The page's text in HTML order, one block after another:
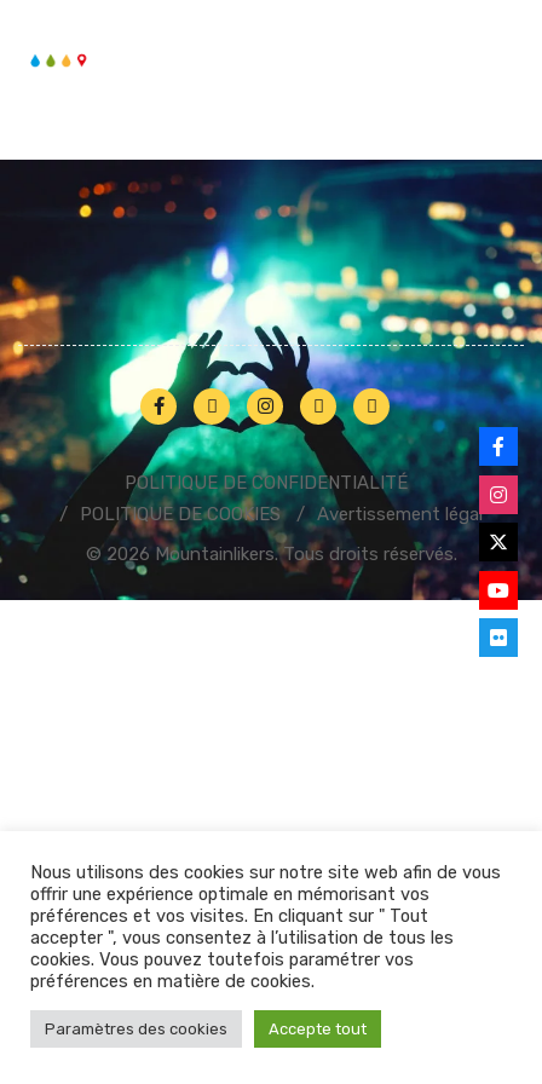
POLITIQUE DE CONFIDENTIALITÉ
POLITIQUE DE COOKIES
Avertissement légal
© 2026 Mountainlikers. Tous droits réservés.
Nous utilisons des cookies sur notre site web afin de vous
offrir une expérience optimale en mémorisant vos
préférences et vos visites. En cliquant sur " Tout
accepter ", vous consentez à l’utilisation de tous les
cookies. Vous pouvez toutefois paramétrer vos
préférences en matière de cookies.
Paramètres des cookies Accepte tout